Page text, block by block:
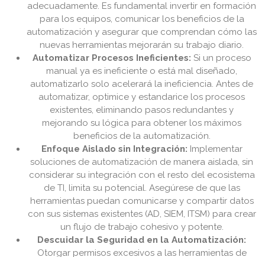
adecuadamente. Es fundamental invertir en formación
para los equipos, comunicar los beneficios de la
automatización y asegurar que comprendan cómo las
nuevas herramientas mejorarán su trabajo diario.
Automatizar Procesos Ineficientes: Si un proceso
manual ya es ineficiente o está mal diseñado,
automatizarlo solo acelerará la ineficiencia. Antes de
automatizar, optimice y estandarice los procesos
existentes, eliminando pasos redundantes y
mejorando su lógica para obtener los máximos
beneficios de la automatización.
Enfoque Aislado sin Integración: Implementar
soluciones de automatización de manera aislada, sin
considerar su integración con el resto del ecosistema
de TI, limita su potencial. Asegúrese de que las
herramientas puedan comunicarse y compartir datos
con sus sistemas existentes (AD, SIEM, ITSM) para crear
un flujo de trabajo cohesivo y potente.
Descuidar la Seguridad en la Automatización:
Otorgar permisos excesivos a las herramientas de